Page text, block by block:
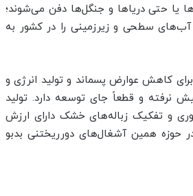
یا حتی دریاها و جنگل‌ها دفن می‌شوند؛
سطحی و زیرزمینی را در کشور به
کاهش عوارض پسماند و تولید انرژی و
نرفته و قطعاً جای توسعه دارد. تولید
و تفکیک زباله‌های خشک دارای ارزش
حوزه همین آشغال‌های دورریختنی بدبو